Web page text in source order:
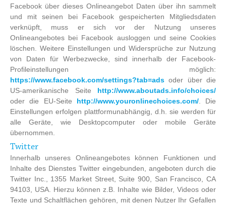
Facebook über dieses Onlineangebot Daten über ihn sammelt
und mit seinen bei Facebook gespeicherten Mitgliedsdaten
verknüpft, muss er sich vor der Nutzung unseres
Onlineangebotes bei Facebook ausloggen und seine Cookies
löschen. Weitere Einstellungen und Widersprüche zur Nutzung
von Daten für Werbezwecke, sind innerhalb der Facebook-
Profileinstellungen möglich:
https://www.facebook.com/settings?tab=ads oder über die
US-amerikanische Seite http://www.aboutads.info/choices/
oder die EU-Seite http://www.youronlinechoices.com/. Die
Einstellungen erfolgen plattformunabhängig, d.h. sie werden für
alle Geräte, wie Desktopcomputer oder mobile Geräte
übernommen.
Twitter
Innerhalb unseres Onlineangebotes können Funktionen und
Inhalte des Dienstes Twitter eingebunden, angeboten durch die
Twitter Inc., 1355 Market Street, Suite 900, San Francisco, CA
94103, USA. Hierzu können z.B. Inhalte wie Bilder, Videos oder
Texte und Schaltflächen gehören, mit denen Nutzer Ihr Gefallen